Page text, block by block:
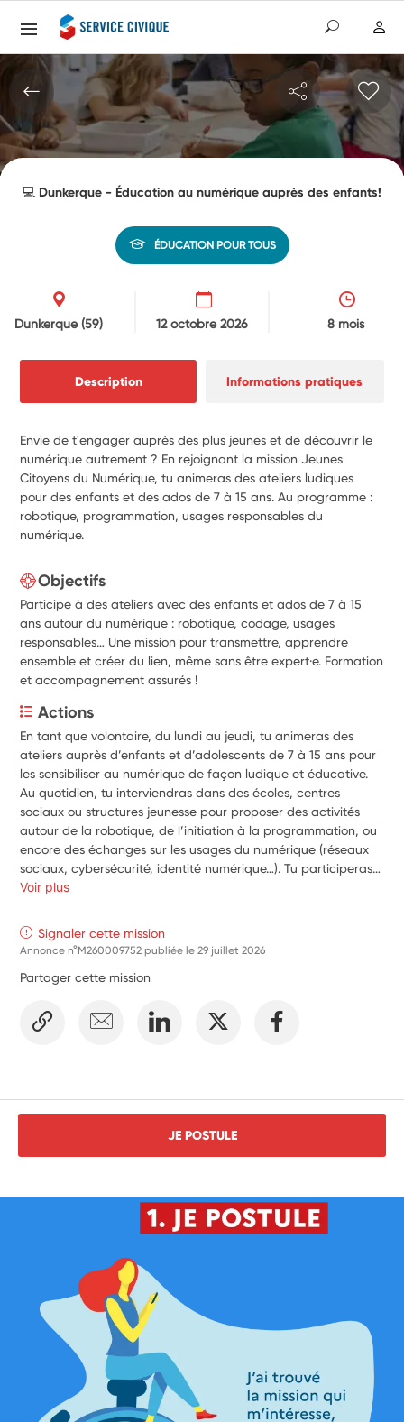
💻 Dunkerque - Éducation au numérique auprès des enfants!
ÉDUCATION POUR TOUS
Dunkerque(59) 12 octobre 2026 8 mois
Description Informations pratiques
Envie de t'engager auprès des plus jeunes et de découvrir le
numérique autrement ? En rejoignant la mission Jeunes
Citoyens du Numérique, tu animeras des ateliers ludiques
pour des enfants et des ados de 7 à 15 ans. Au programme :
robotique, programmation, usages responsables du
numérique.
Objectifs
Participe à des ateliers avec des enfants et ados de 7 à 15
ans autour du numérique : robotique, codage, usages
responsables… Une mission pour transmettre, apprendre
ensemble et créer du lien, même sans être expert·e. Formation
et accompagnement assurés !
Actions
En tant que volontaire, du lundi au jeudi, tu animeras des
ateliers auprès d’enfants et d’adolescents de 7 à 15 ans pour
les sensibiliser au numérique de façon ludique et éducative.
Au quotidien, tu interviendras dans des écoles, centres
sociaux ou structures jeunesse pour proposer des activités
autour de la robotique, de l’initiation à la programmation, ou
encore des échanges sur les usages du numérique (réseaux
sociaux, cybersécurité, identité numérique…). Tu participeras
à la préparation des séances, au suivi des groupes, et tu
rencontres de la robotique, des défis ou des événements
autour de la citoyenneté numérique. Tu seras accompagné·e
spécialiste : ce qui compte, c’est ton envie d’apprendre, de
Voir plus
Signaler cette mission
Annonce n°M260009752 publiée le29 juillet 2026
Partager cette mission
JE POSTULE